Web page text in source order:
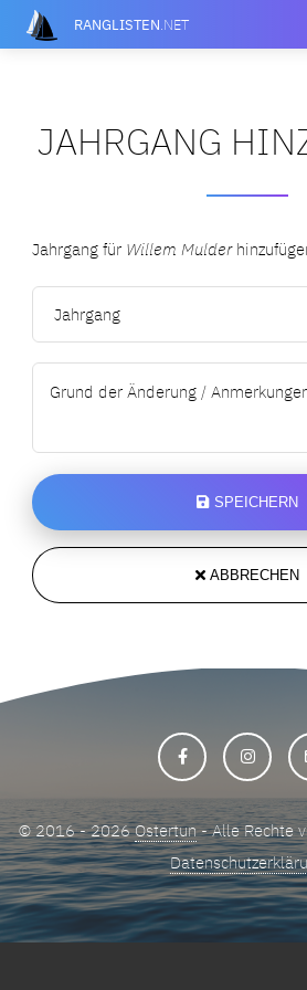
RANGLISTEN.NET
JAHRGANG
Jahrgang für Willem Mulder
SPEICHERN
ABBRECHEN
© 2016 - 2026Ostertun- Alle Rechte